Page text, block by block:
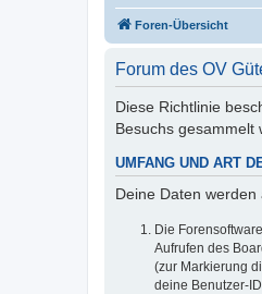
Foren-Übersicht
Forum des OV
Diese Richtlinie
Besuchs gesammelt
UMFANG UND ART
Deine Daten
Die
Aufrufen des
(zur Markierung
deine Benutzer-